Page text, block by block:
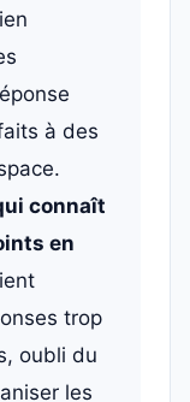
à des
connaît
en
trop
oubli du
les